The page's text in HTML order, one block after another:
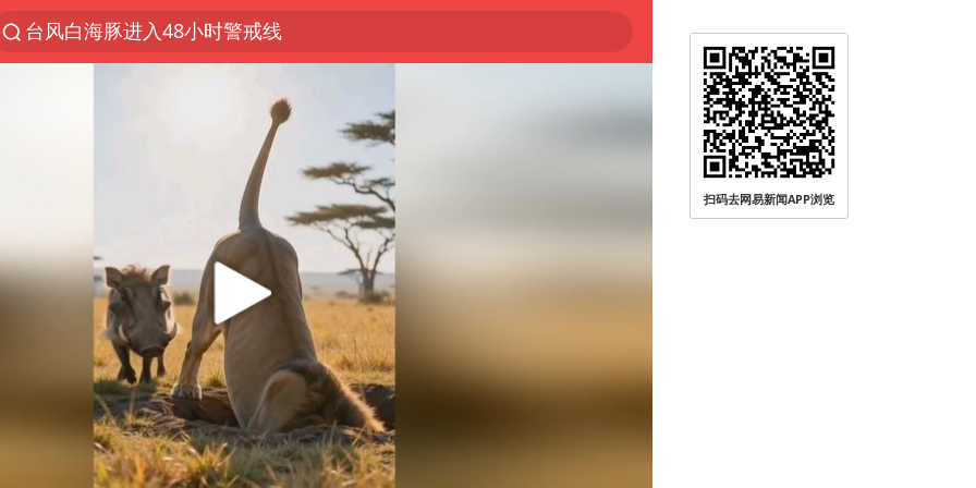
台风白海豚进入48小时警戒线
佛得角门将亮相智利俱乐部主场
中方回应是否在太平洋海底开采稀土
看守所辅警收受10万获刑1年
宇树科技发行价格150.80元/股
宇树科技王兴兴身家有望超200亿元
CIA被曝已秘密设立古巴工作组
U17国足1分钟轰2球
泰国一女公务员妆容引争议 本人回应
中国养老床位“三连降”
扫码去网易新闻APP浏览